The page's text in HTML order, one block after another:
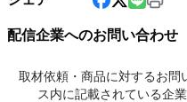
配信企業へのお問い合わせ
取材依頼・商品に対するお問
ス内に記載されている企